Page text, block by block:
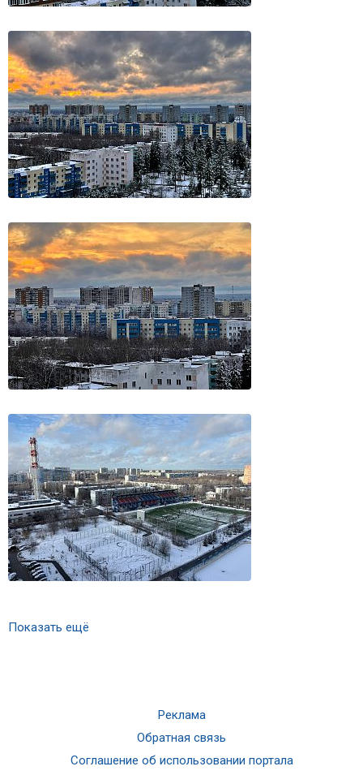
Показать ещё
Реклама
Обратная связь
Соглашение об использовании портала